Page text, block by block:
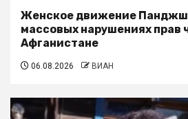
Женское движение
массовых нарушениях прав
Афганистане
06.08.2026 ВИАН